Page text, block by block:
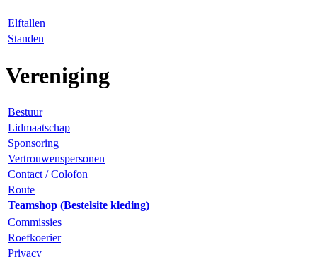
Elftallen
Standen
Vereniging
Bestuur
Lidmaatschap
Sponsoring
Vertrouwenspersonen
Contact / Colofon
Route
Teamshop (Bestelsite kleding)
Commissies
Roefkoerier
Privacy